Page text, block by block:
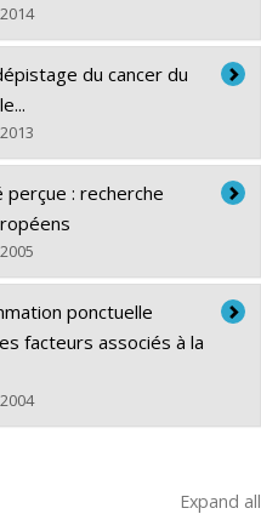
Arthur B.du cancer du
: recherche
ponctuelle
facteurs associés à la
Expand all